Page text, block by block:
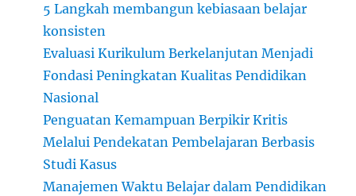
5 Langkah membangun kebiasaan belajar
konsisten
Evaluasi Kurikulum Berkelanjutan Menjadi
Fondasi Peningkatan Kualitas Pendidikan
Nasional
Penguatan Kemampuan Berpikir Kritis
Melalui Pendekatan Pembelajaran Berbasis
Studi Kasus
Manajemen Waktu Belajar dalam Pendidikan